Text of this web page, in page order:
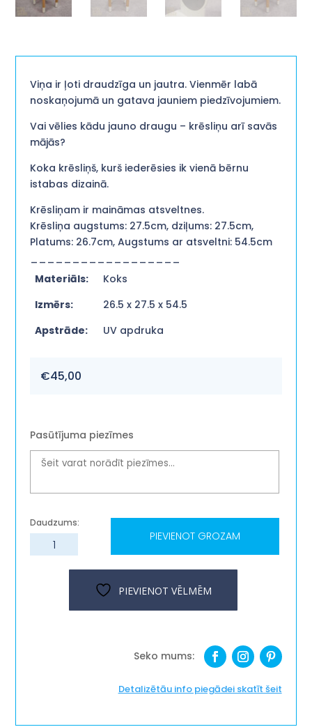
Viņa ir ļoti draudzīga un jautra. Vienmēr labā
noskaņojumā un gatava jauniem piedzīvojumiem.
Vai vēlies kādu jauno draugu – krēsliņu arī savās
mājās?
Koka krēsliņš, kurš iederēsies ik vienā bērnu
istabas dizainā.
Krēsliņam ir maināmas atsveltnes.
Krēsliņa augstums: 27.5cm, dziļums: 27.5cm,
Platums: 26.7cm, Augstums ar atsveltni: 54.5cm
Materiāls:
Koks
Izmērs:
26.5 x 27.5 x 54.5
Apstrāde:
UV apdruka
€45,00
Pasūtījuma piezīmes
Koka
krēsliņš
PIEVIENOT GROZAM
PIEVIENOT VĒLMĒM
Detalizētāu info piegādei skatīt šeit